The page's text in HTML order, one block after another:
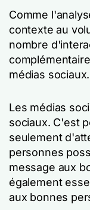
Comme
contexte au
nombre
médias sociaux.
Les médias
sociaux. C'est
seulement
personnes
message aux
également
aux bonnes